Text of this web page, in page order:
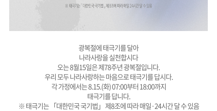
광복절에 태극기를 달아
나라사랑을 실천합시다
오는 8월15일은 제78주년 광복절입니다.
우리 모두 나라사랑하는 마음으로 태극기를 답시다.
각 가정에서는 8.15.(화) 07:00부터 18:00까지
태극기를 답니다.
※ 태극기는 「대한민국 국기법」 제8조에 따라 매일·24시간 달 수 있음